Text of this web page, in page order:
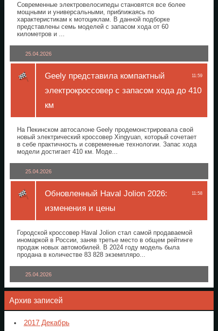
Современные электровелосипеды становятся все более
мощными и универсальными, приближаясь по
характеристикам к мотоциклам. В данной подборке
представлены семь моделей с запасом хода от 60
километров и ...
25.04.2026
11:59
Geely представила компактный
электрокроссовер с запасом хода до 410
км
На Пекинском автосалоне Geely продемонстрировала свой
новый электрический кроссовер Xingyuan, который сочетает
в себе практичность и современные технологии. Запас хода
модели достигает 410 км. Моде...
25.04.2026
11:58
Обновленный Haval Jolion 2026:
изменения и цены
Городской кроссовер Haval Jolion стал самой продаваемой
иномаркой в России, заняв третье место в общем рейтинге
продаж новых автомобилей. В 2024 году модель была
продана в количестве 83 828 экземпляро...
25.04.2026
Архив записей
2017 Декабрь